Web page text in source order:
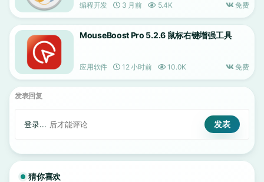
编程开发 3 月前 5.4K 免费
MouseBoost Pro 5.2.6 鼠标右键增强工具
应用软件 12 小时前 10.0K 免费
发表回复
登录... 后才能评论
猜你喜欢